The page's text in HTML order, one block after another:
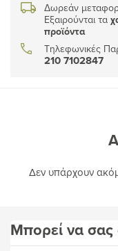
Δωρεάν
Εξαιρούνται τα
προϊόντα
Τηλεφωνικές
210 7102847
Δεν υπάρχουν
Μπορεί να σας